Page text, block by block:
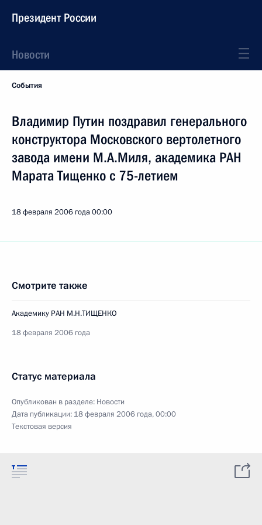
Президент России
Новости
События
Владимир Путин поздравил генерального
конструктора Московского вертолетного
завода имени М.А.Миля, академика РАН
Марата Тищенко с 75-летием
18 февраля 2006 года00:00
Смотрите также
Академику РАН М.Н.ТИЩЕНКО
18 февраля 2006 года
Статус материала
Опубликован в разделе: Новости
Дата публикации: 18 февраля 2006 года, 00:00
Текстовая версия